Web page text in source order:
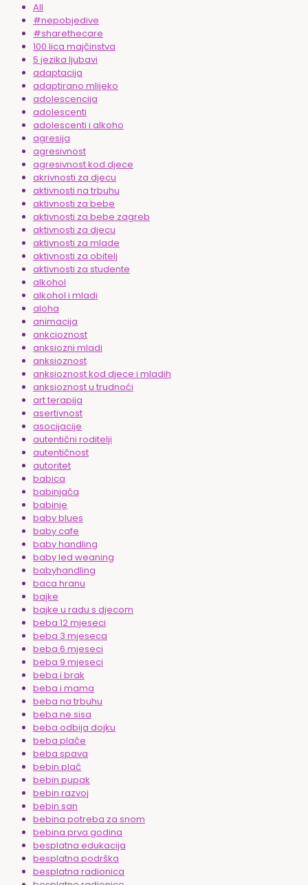
All
#nepobjedive
#sharethecare
100 lica majčinstva
5 jezika ljubavi
adaptacija
adaptirano mlijeko
adolescencija
adolescenti
adolescenti i alkoho
agresija
agresivnost
agresivnost kod djece
akrivnosti za djecu
aktivnosti na trbuhu
aktivnosti za bebe
aktivnosti za bebe zagreb
aktivnosti za djecu
aktivnosti za mlade
aktivnosti za obitelj
aktivnosti za studente
alkohol
alkohol i mladi
aloha
animacija
ankcioznost
anksiozni mladi
anksioznost
anksioznost kod djece i mladih
anksioznost u trudnoći
art terapija
asertivnost
asocijacije
autentični roditelji
autentičnost
autoritet
babica
babinjača
babinje
baby blues
baby cafe
baby handling
baby led weaning
babyhandling
baca hranu
bajke
bajke u radu s djecom
beba 12 mjeseci
beba 3 mjeseca
beba 6 mjeseci
beba 9 mjeseci
beba i brak
beba i mama
beba na trbuhu
beba ne sisa
beba odbija dojku
beba plače
beba spava
bebin plač
bebin pupak
bebin razvoj
bebin san
bebina potreba za snom
bebina prva godina
besplatna edukacija
besplatna podrška
besplatna radionica